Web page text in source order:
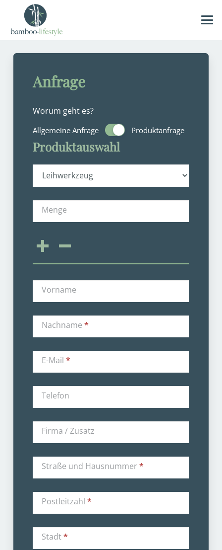
Anfrage
Formular
zur
Produktauswahl
und
Rechnungsadresse
Worum geht es?
Allgemeine Anfrage Produktanfrage
Produktauswahl
Menge
Vorname
Nachname*
E-Mail*
Telefon
Firma / Zusatz
Straße und Hausnummer*
Postleitzahl*
Stadt*